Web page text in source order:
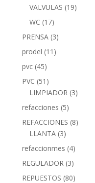
VALVULAS (19)
WC (17)
PRENSA (3)
prodel (11)
pvc (45)
PVC (51)
LIMPIADOR (3)
refacciones (5)
REFACCIONES (8)
LLANTA (3)
refaccionmes (4)
REGULADOR (3)
REPUESTOS (80)